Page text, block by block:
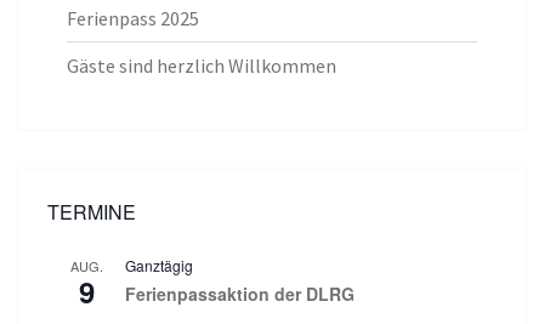
Ferienpass 2025
Gäste sind herzlich Willkommen
TERMINE
AUG.
9
Ganztägig
Ferienpassaktion der DLRG